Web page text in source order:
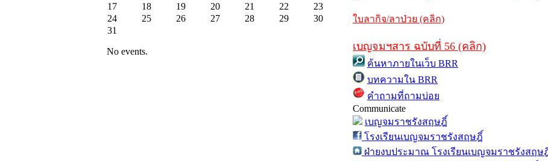
17
18 19 20 21 22
23
24
25 26 27 28 29
30
31
No events.
ใบลากิจ/ลาป่วย (คลิก)
เบญจมฯสาร ฉบับที่ 56 (คลิก)
ค้นหาภายในเว็บ BRR
บทความใน BRR
คำถามที่ถามบ่อย
Communicate
เบญจมราชรังสฤษฎิ์
โรงเรียนเบญจมราชรังสฤษฎิ์
ฝ่ายงบประมาณ โรงเรียนเบญจมราชรังสฤษ